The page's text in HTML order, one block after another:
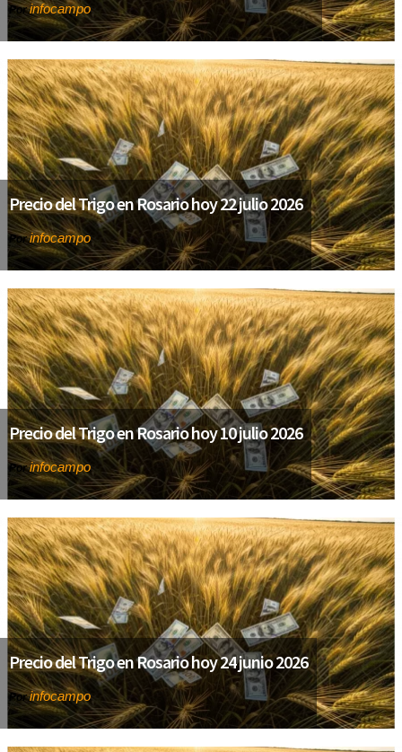
Porinfocampo
Precio del Trigo en Rosario hoy 22 julio 2026
Porinfocampo
Precio del Trigo en Rosario hoy 10 julio 2026
Porinfocampo
Precio del Trigo en Rosario hoy 24 junio 2026
Porinfocampo